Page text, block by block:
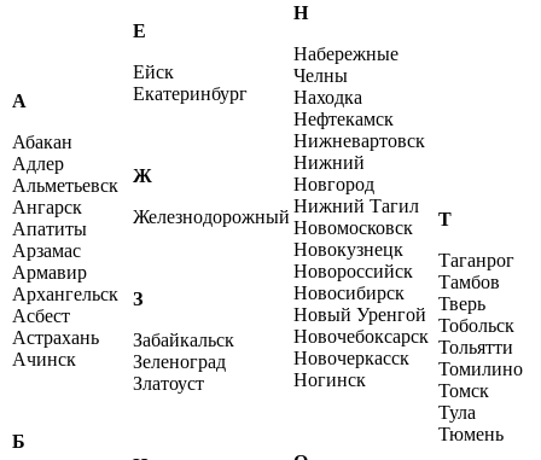
А
Абакан
Адлер
Альметьевск
Ангарск
Апатиты
Арзамас
Армавир
Архангельск
Асбест
Астрахань
Ачинск
Б
Е
Ейск
Екатеринбург
Ж
Железнодорожный
З
Забайкальск
Зеленоград
Златоуст
Н
Набережные
Челны
Находка
Нефтекамск
Нижневартовск
Нижний
Новгород
Нижний Тагил
Новомосковск
Новокузнецк
Новороссийск
Новосибирск
Новый Уренгой
Новочебоксарск
Новочеркасск
Ногинск
Т
Таганрог
Тамбов
Тверь
Тобольск
Тольятти
Томилино
Томск
Тула
Тюмень